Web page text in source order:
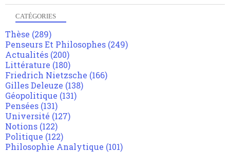
CATÉGORIES
Thèse (289)
Penseurs Et Philosophes (249)
Actualités (200)
Littérature (180)
Friedrich Nietzsche (166)
Gilles Deleuze (138)
Géopolitique (131)
Pensées (131)
Université (127)
Notions (122)
Politique (122)
Philosophie Analytique (101)